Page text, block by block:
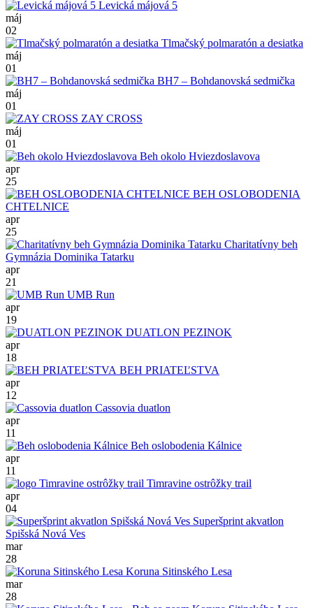
Levická májová 5
máj
02
Tlmačský polmaratón a desiatka
máj
01
BH7 – Bohdanovská sedmička
máj
01
ZAY CROSS
máj
01
Beh okolo Hviezdoslavova
apr
25
BEH OSLOBODENIA
CHTELNICE
apr
25
Charitatívny beh
Gymnázia Dominika Tatarku
apr
21
UMB Run
apr
19
DUATLON PEZINOK
apr
18
BEH PRIATEĽSTVA
apr
12
Cassovia duatlon
apr
11
Beh oslobodenia Kálnice
apr
11
Timravine ostrôžky trail
apr
04
Superšprint akvatlon
Spišská Nová Ves
mar
28
Koruna Sitinského Lesa
mar
28